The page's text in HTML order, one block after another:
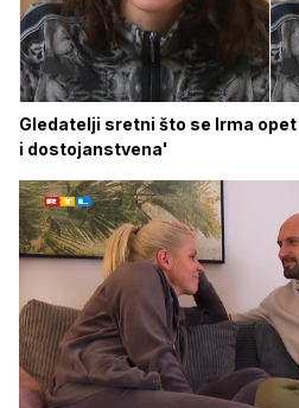
Gledatelji sretni što se Irma
i dostojanstvena'